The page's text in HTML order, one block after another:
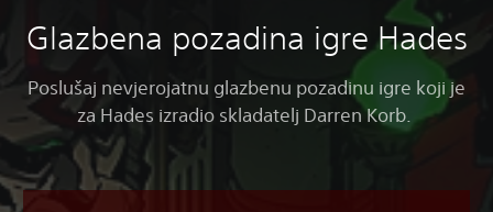
Glazbena pozadina igre Hades
Poslušaj nevjerojatnu glazbenu pozadinu igre koji je
za Hades izradio skladatelj Darren Korb.